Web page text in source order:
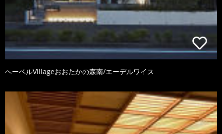
ヘーベルVillageおおたかの森南/エーデルワイス